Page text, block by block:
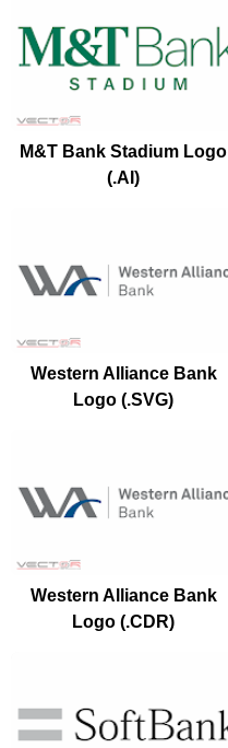
M&T Bank Stadium Logo
(.AI)
Western Alliance Bank
Logo (.SVG)
Western Alliance Bank
Logo (.CDR)